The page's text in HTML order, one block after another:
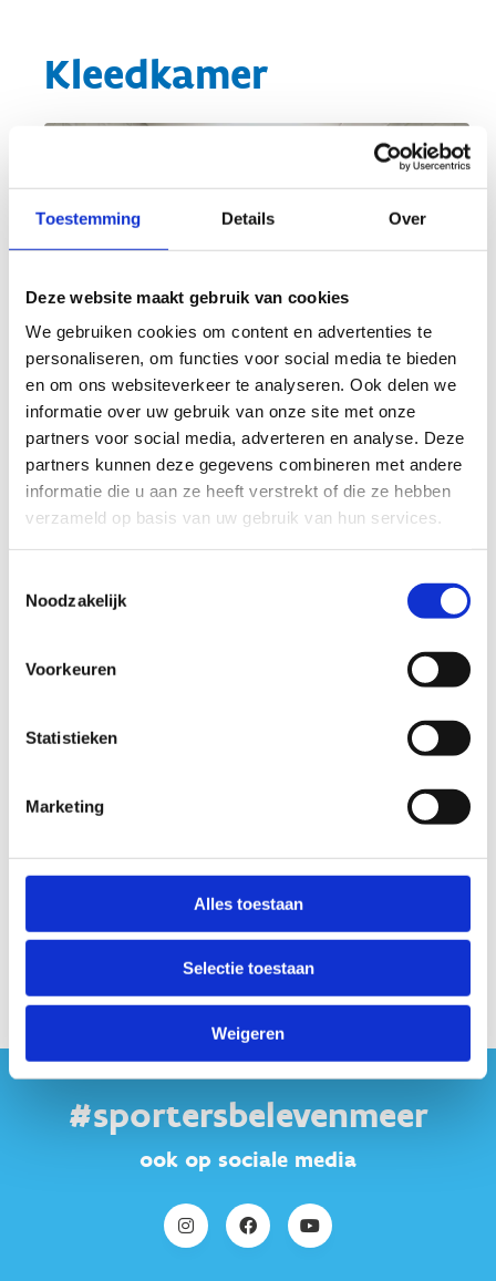
Toestemming Details Over
Deze website maakt gebruik van cookies
We gebruiken cookies om content en advertenties te
personaliseren, om functies voor social media te bieden
en om ons websiteverkeer te analyseren. Ook delen we
informatie over uw gebruik van onze site met onze
partners voor social media, adverteren en analyse. Deze
partners kunnen deze gegevens combineren met andere
informatie die u aan ze heeft verstrekt of die ze hebben
verzameld op basis van uw gebruik van hun services.
Noodzakelijk
Voorkeuren
Statistieken
Marketing
Alles toestaan
Selectie toestaan
Weigeren
Kleedkamer
Een kleedkamer is standaard inbegrepen bij de
huur van je terrein. Huur je geen terrein maar
heb je toch een kleedkamer nodig, bv. na een
Je kan kiezen voor een kleedkamer met douche
een individuele douche.
kleedkamer
#sportersbelevenmeer
ook op sociale media